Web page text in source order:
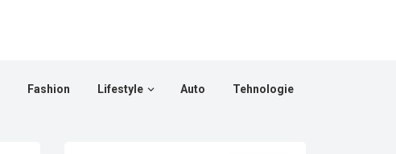
Fashion Lifestyle Auto Tehnologie